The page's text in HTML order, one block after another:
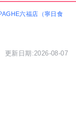
六福店（寧日食
更新日期:2026-08-07